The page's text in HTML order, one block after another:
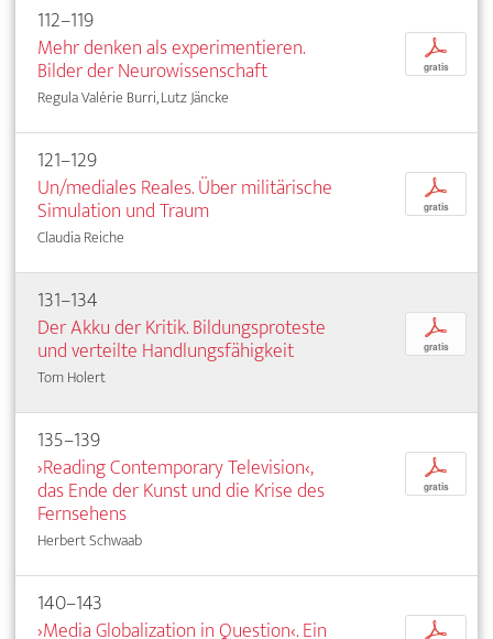
112–119
Mehr denken als experimentieren.
Bilder der Neurowissenschaft
Regula Valérie Burri, Lutz Jäncke
p
gratis
121–129
Un/mediales Reales. Über militärische
Simulation und Traum
Claudia Reiche
p
gratis
131–134
Der Akku der Kritik. Bildungsproteste
und verteilte Handlungsfähigkeit
Tom Holert
p
gratis
135–139
›Reading Contemporary Television‹,
das Ende der Kunst und die Krise des
Fernsehens
Herbert Schwaab
p
gratis
140–143
›Media Globalization in Question‹. Ein
p